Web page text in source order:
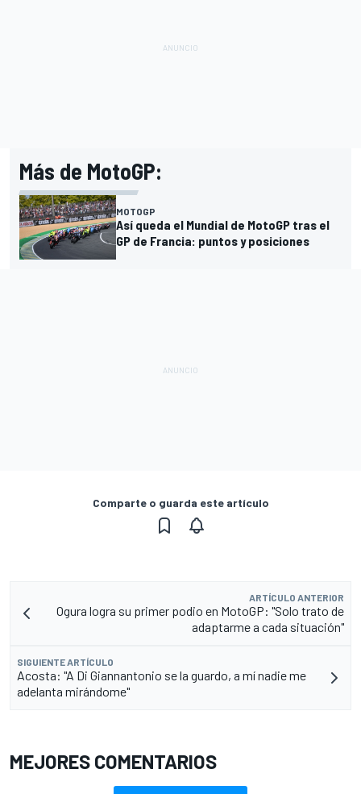
Más de MotoGP:
MOTOGP
Así queda el Mundial de MotoGP tras el
GP de Francia: puntos y posiciones
Comparte o guarda este artículo
ARTÍCULO ANTERIOR
Ogura logra su primer podio en MotoGP: "Solo trato de
adaptarme a cada situación"
SIGUIENTE ARTÍCULO
Acosta: "A Di Giannantonio se la guardo, a mí nadie me
adelanta mirándome"
MEJORES COMENTARIOS